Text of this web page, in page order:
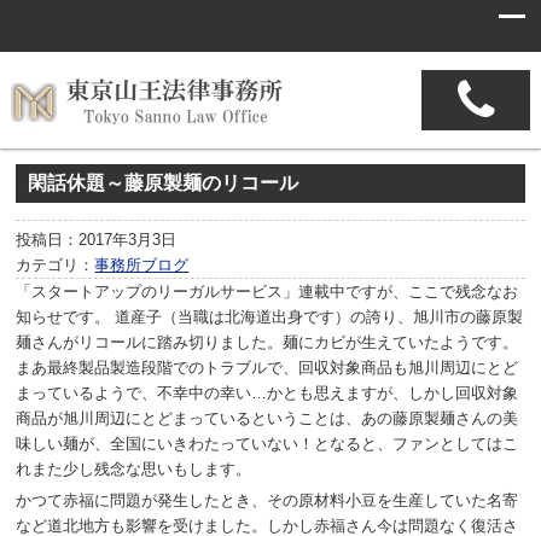
閑話休題～藤原製麺のリコール
投稿日：2017年3月3日
カテゴリ：事務所ブログ
「スタートアップのリーガルサービス」連載中ですが、ここで残念なお
知らせです。
道産子（当職は北海道出身です）の誇り、旭川市の藤原製
麺さんがリコールに踏み切りました。麺にカビが生えていたようです。
まあ最終製品製造段階でのトラブルで、回収対象商品も旭川周辺にとど
まっているようで、不幸中の幸い…かとも思えますが、しかし回収対象
商品が旭川周辺にとどまっているということは、あの藤原製麺さんの美
味しい麺が、全国にいきわたっていない！となると、ファンとしてはこ
れまた少し残念な思いもします。
かつて赤福に問題が発生したとき、その原材料小豆を生産していた名寄
など道北地方も影響を受けました。しかし赤福さん今は問題なく復活さ